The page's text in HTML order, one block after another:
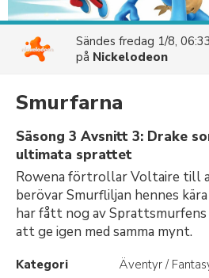
Sändes fredag 1/8,
på Nickelodeon
Smurfarna
Säsong 3 Avsnitt 3: Drake
ultimata sprattet
Rowena förtrollar Voltaire till
berövar Smurfliljan hennes
har fått nog av
att ge igen med samma mynt.
Kategori
Äventyr /